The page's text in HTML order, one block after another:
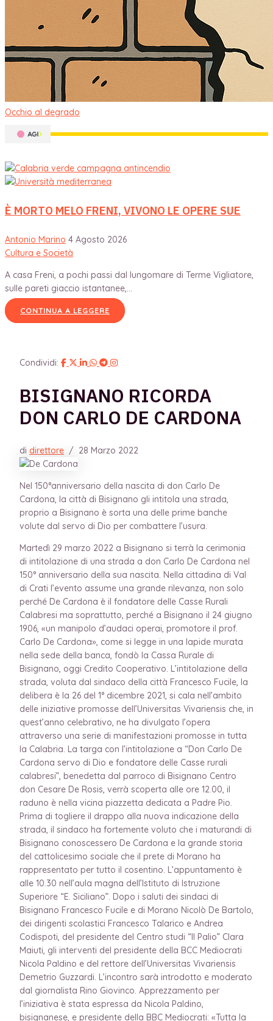
Occhio al degrado
È MORTO MELO FRENI, VIVONO LE OPERE SUE
Antonio Marino 4 Agosto 2026
Cultura e Società
A casa Freni, a pochi passi dal lungomare di Terme Vigliatore,
sulle pareti giaccio istantanee,...
CONTINUA A LEGGERE
Condividi:
BISIGNANO RICORDA
DON CARLO DE CARDONA
di direttore / 28 Marzo 2022
Nel 150°anniversario della nascita di don Carlo De
Cardona, la città di Bisignano gli intitola una strada,
proprio a Bisignano è sorta una delle prime banche
volute dal servo di Dio per combattere l’usura.
Martedì 29 marzo 2022 a Bisignano si terrà la cerimonia
di intitolazione di una strada a don Carlo De Cardona nel
150° anniversario della sua nascita. Nella cittadina di Val
di Crati l’evento assume una grande rilevanza, non solo
perché De Cardona è il fondatore delle Casse Rurali
Calabresi ma soprattutto, perché a Bisignano il 24 giugno
1906, «un manipolo d’audaci operai, promotore il prof.
Carlo De Cardona», come si legge in una lapide murata
nella sede della banca, fondò la Cassa Rurale di
Bisignano, oggi Credito Cooperativo. L’intitolazione della
strada, voluta dal sindaco della città Francesco Fucile, la
delibera è la 26 del 1° dicembre 2021, si cala nell’ambito
delle iniziative promosse dell’Universitas Vivariensis che, in
quest’anno celebrativo, ne ha divulgato l’opera
attraverso una serie di manifestazioni promosse in tutta
la Calabria. La targa con l’intitolazione a “Don Carlo De
Cardona servo di Dio e fondatore delle Casse rurali
calabresi”, benedetta dal parroco di Bisignano Centro
don Cesare De Rosis, verrà scoperta alle ore 12.00, il
raduno è nella vicina piazzetta dedicata a Padre Pio.
Prima di togliere il drappo alla nuova indicazione della
strada, il sindaco ha fortemente voluto che i maturandi di
Bisignano conoscessero De Cardona e la grande storia
del cattolicesimo sociale che il prete di Morano ha
rappresentato per tutto il cosentino. L’appuntamento è
alle 10.30 nell’aula magna dell’Istituto di Istruzione
Superiore “E. Siciliano”. Dopo i saluti dei sindaci di
Bisignano Francesco Fucile e di Morano Nicolò De Bartolo,
dei dirigenti scolastici Francesco Talarico e Andrea
Codispoti, del presidente del Centro studi “Il Palio” Clara
Maiuti, gli interventi del presidente della BCC Mediocrati
Nicola Paldino e del rettore dell’Universitas Vivariensis
Demetrio Guzzardi. L’incontro sarà introdotto e moderato
dal giornalista Rino Giovinco. Apprezzamento per
l’iniziativa è stata espressa da Nicola Paldino,
bisignanese, e presidente della BBC Mediocrati: «Tutta la